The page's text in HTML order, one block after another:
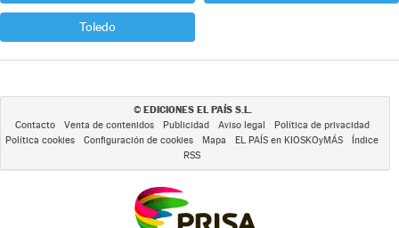
Toledo
© EDICIONES EL PAÍS S.L.
Contacto Venta de contenidos Publicidad Aviso legal
Política de privacidad
Política cookies
Configuración de cookies Mapa EL PAÍS en KIOSKOyMÁS
Índice
RSS